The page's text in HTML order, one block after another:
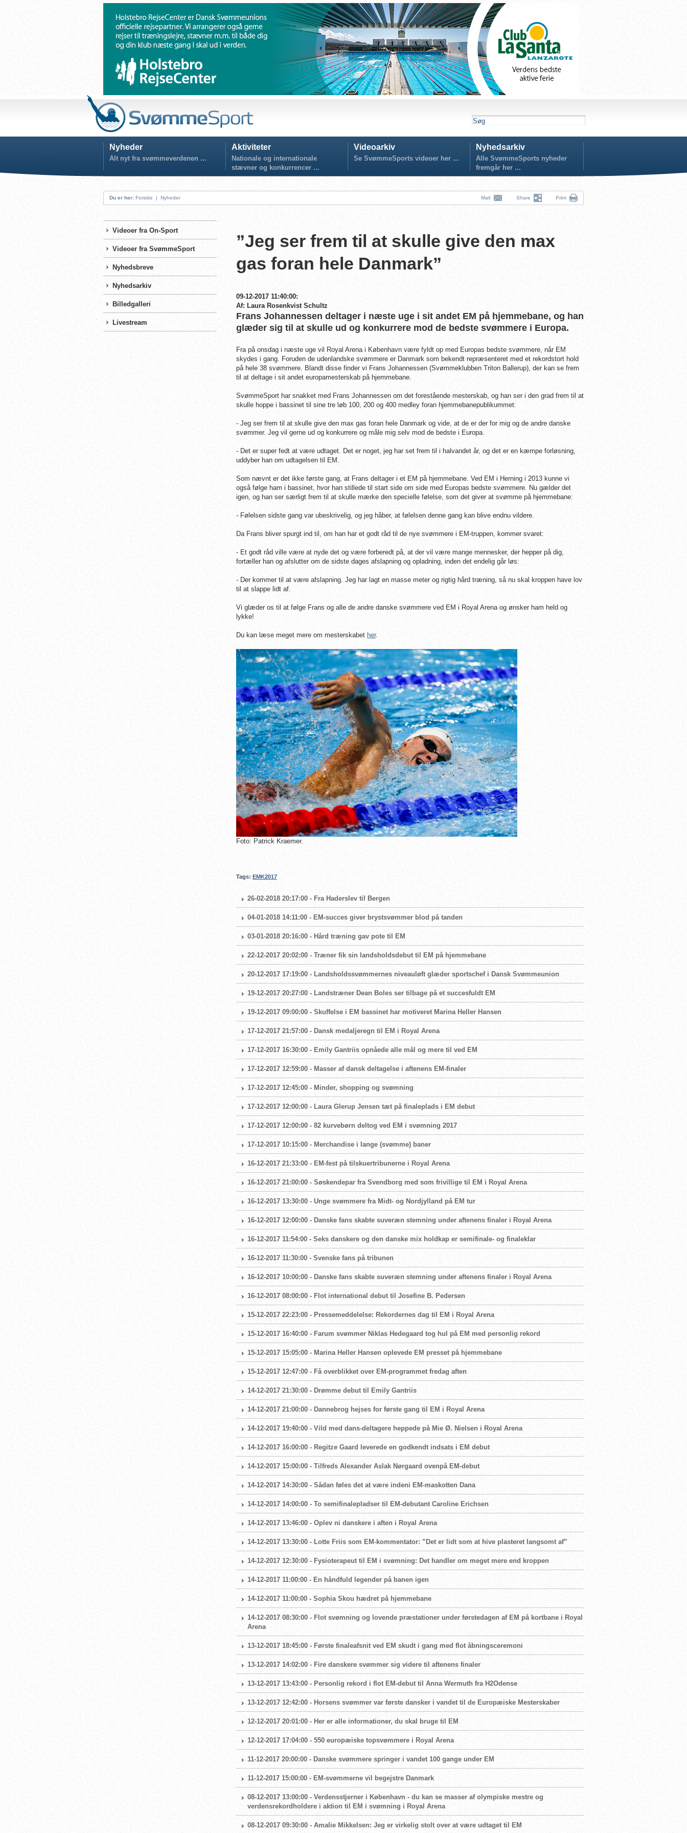
Nyheder
Alt nyt fra svømmeverdenen ...
Aktiviteter
Nationale og internationale
stævner og konkurrencer ...
Videoarkiv
Se SvømmeSports videoer her ...
Nyhedsarkiv
Alle SvømmeSports nyheder
fremgår her ...
Du er her: Forside | Nyheder Mail Share Print
Videoer fra On-Sport
Videoer fra SvømmeSport
Nyhedsbreve
Nyhedsarkiv
Billedgalleri
Livestream
”Jeg ser frem til at skulle give den max
gas foran hele Danmark”
09-12-2017 11:40:00:
Af: Laura Rosenkvist Schultz
Frans Johannessen deltager i næste uge i sit andet EM på hjemmebane, og han
glæder sig til at skulle ud og konkurrere mod de bedste svømmere i Europa.
Fra på onsdag i næste uge vil Royal Arena i København være fyldt op med Europas bedste svømmere, når EM
skydes i gang. Foruden de udenlandske svømmere er Danmark som bekendt repræsenteret med et rekordstort hold
på hele 38 svømmere. Blandt disse finder vi Frans Johannessen (Svømmeklubben Triton Ballerup), der kan se frem
til at deltage i sit andet europamesterskab på hjemmebane.
SvømmeSport har snakket med Frans Johannessen om det forestående mesterskab, og han ser i den grad frem til at
skulle hoppe i bassinet til sine tre løb 100, 200 og 400 medley foran hjemmebanepublikummet:
- Jeg ser frem til at skulle give den max gas foran hele Danmark og vide, at de er der for mig og de andre danske
svømmer. Jeg vil gerne ud og konkurrere og måle mig selv mod de bedste i Europa.
- Det er super fedt at være udtaget. Det er noget, jeg har set frem til i halvandet år, og det er en kæmpe forløsning,
uddyber han om udtagelsen til EM.
Som nævnt er det ikke første gang, at Frans deltager i et EM på hjemmebane. Ved EM i Herning i 2013 kunne vi
også følge ham i bassinet, hvor han stillede til start side om side med Europas bedste svømmere. Nu gælder det
igen, og han ser særligt frem til at skulle mærke den specielle følelse, som det giver at svømme på hjemmebane:
- Følelsen sidste gang var ubeskrivelig, og jeg håber, at følelsen denne gang kan blive endnu vildere.
Da Frans bliver spurgt ind til, om han har et godt råd til de nye svømmere i EM-truppen, kommer svaret:
- Et godt råd ville være at nyde det og være forberedt på, at der vil være mange mennesker, der hepper på dig,
fortæller han og afslutter om de sidste dages afslapning og opladning, inden det endelig går løs:
- Der kommer til at være afslapning. Jeg har lagt en masse meter og rigtig hård træning, så nu skal kroppen have lov
til at slappe lidt af.
Vi glæder os til at følge Frans og alle de andre danske svømmere ved EM i Royal Arena og ønsker ham held og
lykke!
Du kan læse meget mere om mesterskabet her.
Foto: Patrick Kraemer.
Tags: EMK2017
26-02-2018 20:17:00 - Fra Haderslev til Bergen
04-01-2018 14:11:00 - EM-succes giver brystsvømmer blod på tanden
03-01-2018 20:16:00 - Hård træning gav pote til EM
22-12-2017 20:02:00 - Træner fik sin landsholdsdebut til EM på hjemmebane
20-12-2017 17:19:00 - Landsholdssvømmernes niveauløft glæder sportschef i Dansk Svømmeunion
19-12-2017 20:27:00 - Landstræner Dean Boles ser tilbage på et succesfuldt EM
19-12-2017 09:00:00 - Skuffelse i EM bassinet har motiveret Marina Heller Hansen
17-12-2017 21:57:00 - Dansk medaljeregn til EM i Royal Arena
17-12-2017 16:30:00 - Emily Gantriis opnåede alle mål og mere til ved EM
17-12-2017 12:59:00 - Masser af dansk deltagelse i aftenens EM-finaler
17-12-2017 12:45:00 - Minder, shopping og svømning
17-12-2017 12:00:00 - Laura Glerup Jensen tæt på finaleplads i EM debut
17-12-2017 12:00:00 - 82 kurvebørn deltog ved EM i svømning 2017
17-12-2017 10:15:00 - Merchandise i lange (svømme) baner
16-12-2017 21:33:00 - EM-fest på tilskuertribunerne i Royal Arena
16-12-2017 21:00:00 - Søskendepar fra Svendborg med som frivillige til EM i Royal Arena
16-12-2017 13:30:00 - Unge svømmere fra Midt- og Nordjylland på EM tur
16-12-2017 12:00:00 - Danske fans skabte suveræn stemning under aftenens finaler i Royal Arena
16-12-2017 11:54:00 - Seks danskere og den danske mix holdkap er semifinale- og finaleklar
16-12-2017 11:30:00 - Svenske fans på tribunen
16-12-2017 10:00:00 - Danske fans skabte suveræn stemning under aftenens finaler i Royal Arena
16-12-2017 08:00:00 - Flot international debut til Josefine B. Pedersen
15-12-2017 22:23:00 - Pressemeddelelse: Rekordernes dag til EM i Royal Arena
15-12-2017 16:40:00 - Farum svømmer Niklas Hedegaard tog hul på EM med personlig rekord
15-12-2017 15:05:00 - Marina Heller Hansen oplevede EM presset på hjemmebane
15-12-2017 12:47:00 - Få overblikket over EM-programmet fredag aften
14-12-2017 21:30:00 - Drømme debut til Emily Gantriis
14-12-2017 21:00:00 - Dannebrog hejses for første gang til EM i Royal Arena
14-12-2017 19:40:00 - Vild med dans-deltagere heppede på Mie Ø. Nielsen i Royal Arena
14-12-2017 16:00:00 - Regitze Gaard leverede en godkendt indsats i EM debut
14-12-2017 15:00:00 - Tilfreds Alexander Aslak Nørgaard ovenpå EM-debut
14-12-2017 14:30:00 - Sådan føles det at være indeni EM-maskotten Dana
14-12-2017 14:00:00 - To semifinalepladser til EM-debutant Caroline Erichsen
14-12-2017 13:46:00 - Oplev ni danskere i aften i Royal Arena
14-12-2017 13:30:00 - Lotte Friis som EM-kommentator: ”Det er lidt som at hive plasteret langsomt af”
14-12-2017 12:30:00 - Fysioterapeut til EM i svømning: Det handler om meget mere end kroppen
14-12-2017 11:00:00 - En håndfuld legender på banen igen
14-12-2017 11:00:00 - Sophia Skou hædret på hjemmebane
14-12-2017 08:30:00 - Flot svømning og lovende præstationer under førstedagen af EM på kortbane i Royal
Arena
13-12-2017 18:45:00 - Første finaleafsnit ved EM skudt i gang med flot åbningsceremoni
13-12-2017 14:02:00 - Fire danskere svømmer sig videre til aftenens finaler
13-12-2017 13:43:00 - Personlig rekord i flot EM-debut til Anna Wermuth fra H2Odense
13-12-2017 12:42:00 - Horsens svømmer var første dansker i vandet til de Europæiske Mesterskaber
12-12-2017 20:01:00 - Her er alle informationer, du skal bruge til EM
12-12-2017 17:04:00 - 550 europæiske topsvømmere i Royal Arena
11-12-2017 20:00:00 - Danske svømmere springer i vandet 100 gange under EM
11-12-2017 15:00:00 - EM-svømmerne vil begejstre Danmark
08-12-2017 13:00:00 - Verdensstjerner i København - du kan se masser af olympiske mestre og
verdensrekordholdere i aktion til EM i svømning i Royal Arena
08-12-2017 09:30:00 - Amalie Mikkelsen: Jeg er virkelig stolt over at være udtaget til EM